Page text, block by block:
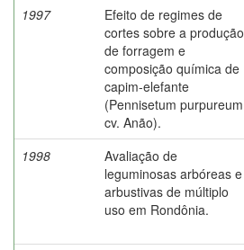
1997
Efeito de regimes de
cortes sobre a produção
de forragem e
composição química de
capim-elefante
(Pennisetum purpureum
cv. Anão).
1998
Avaliação de
leguminosas arbóreas e
arbustivas de múltiplo
uso em Rondônia.